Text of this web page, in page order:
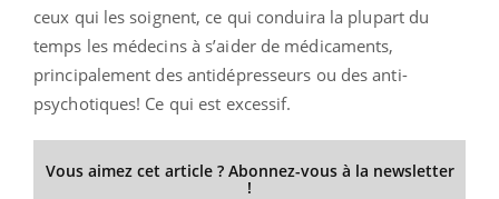
ceux qui les soignent, ce qui conduira la plupart du
temps les médecins à s’aider de médicaments,
principalement des antidépresseurs ou des anti-
psychotiques! Ce qui est excessif.
Vous aimez cet article ? Abonnez-vous à la newsletter
!